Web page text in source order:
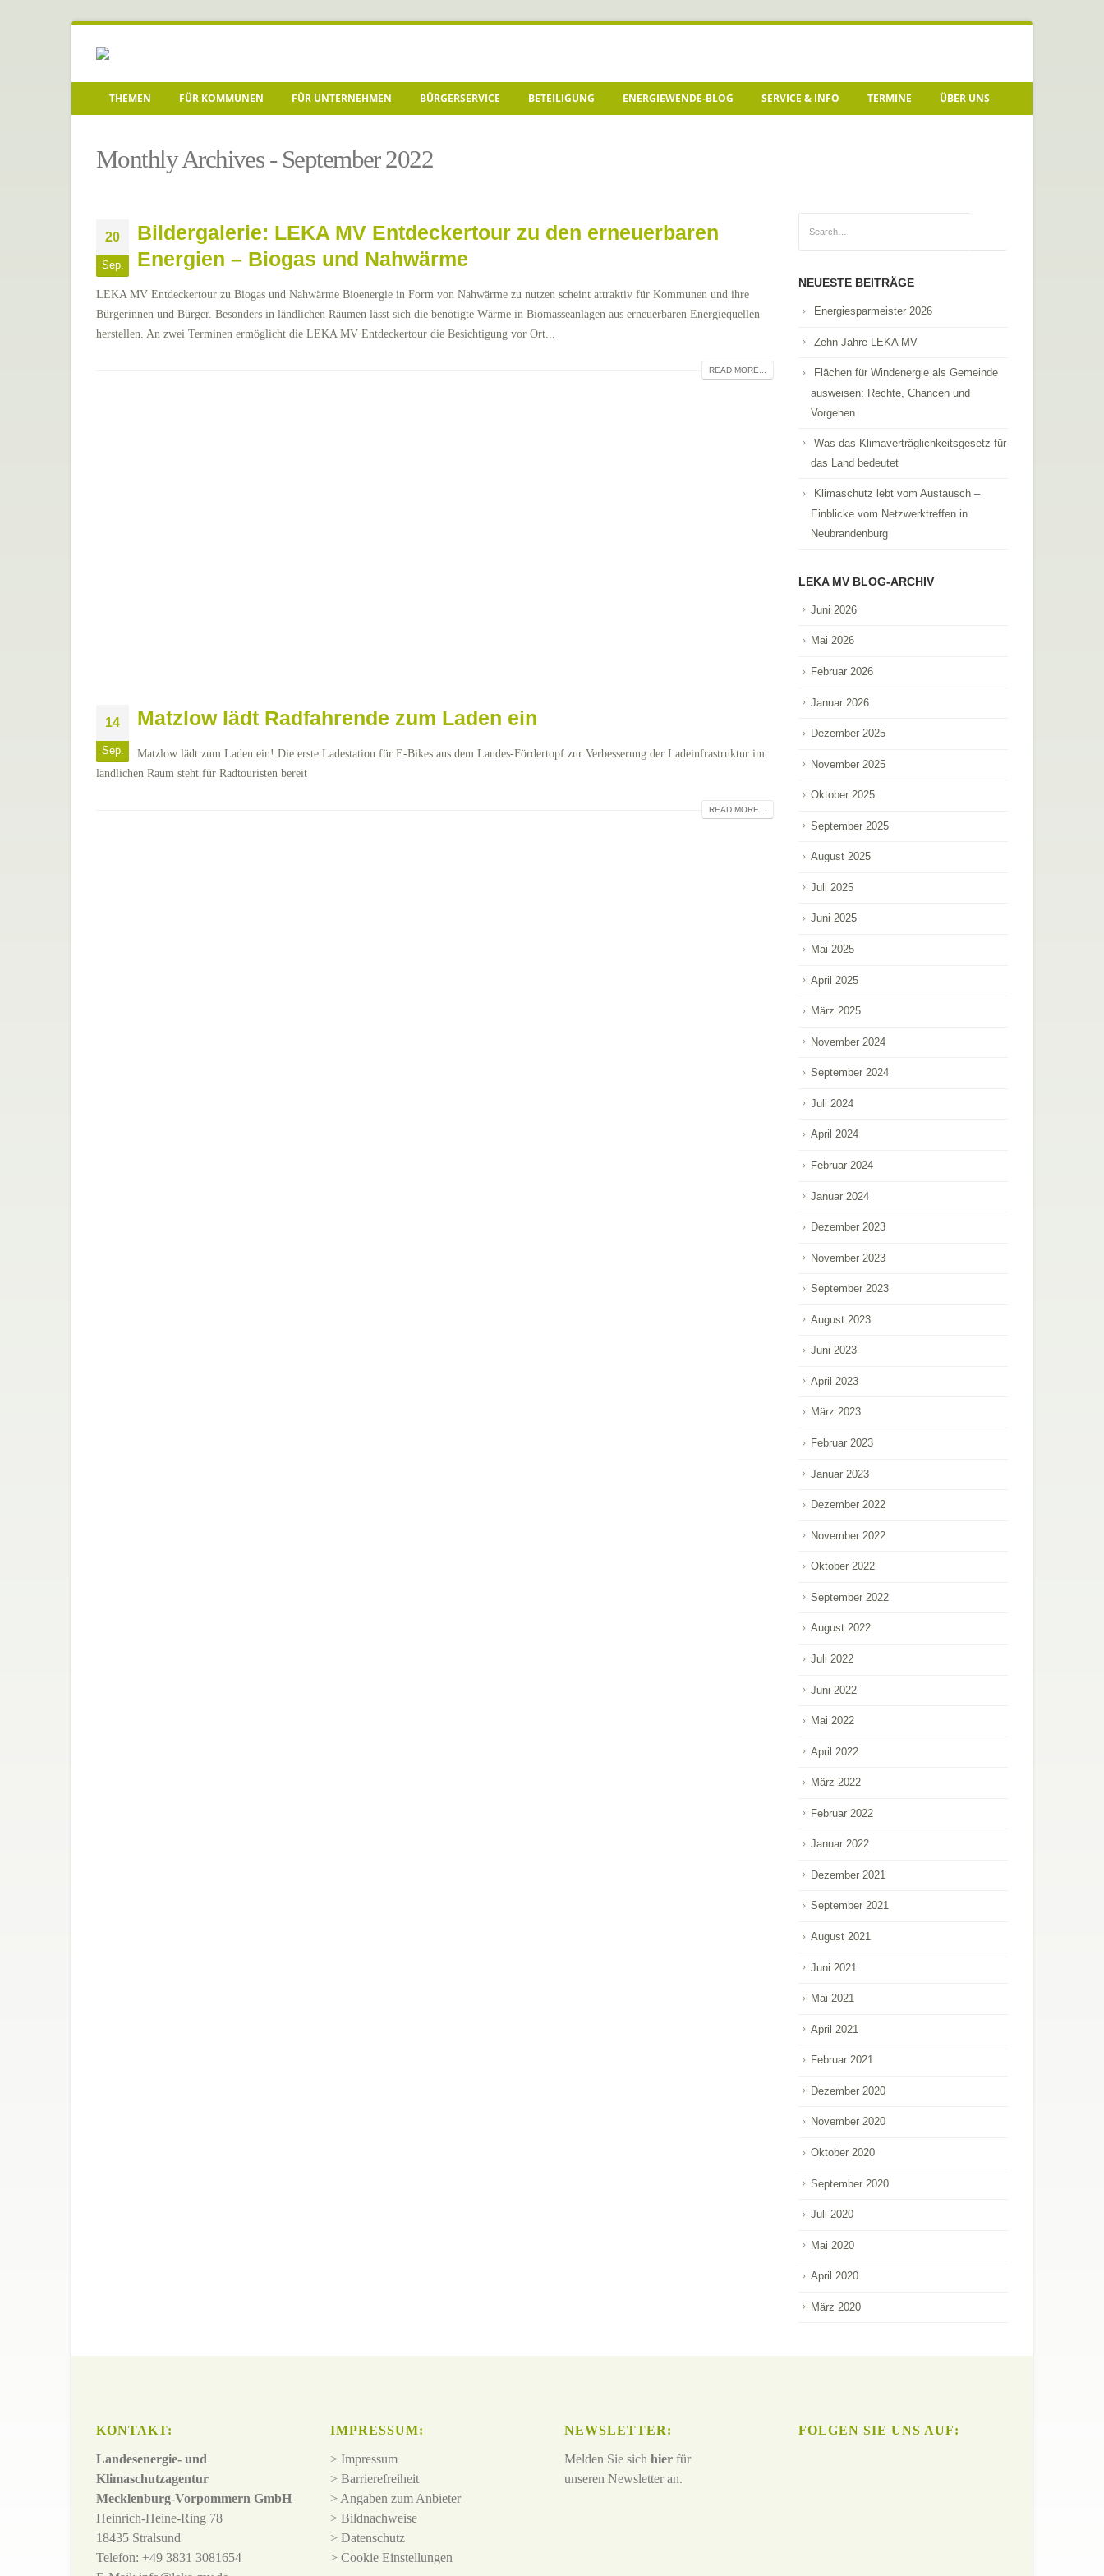
THEMEN FÜR KOMMUNEN FÜR UNTERNEHMEN BÜRGERSERVICE BETEILIGUNG ENERGIEWENDE-BLOG SERVICE & INFO TERMINE ÜBER UNS
Monthly Archives - September 2022
20
Sep.
Bildergalerie: LEKA MV Entdeckertour zu den erneuerbaren
Energien – Biogas und Nahwärme
LEKA MV Entdeckertour zu Biogas und Nahwärme Bioenergie in Form von Nahwärme zu nutzen scheint attraktiv für Kommunen und ihre
Bürgerinnen und Bürger. Besonders in ländlichen Räumen lässt sich die benötigte Wärme in Biomasseanlagen aus erneuerbaren Energiequellen
herstellen. An zwei Terminen ermöglicht die LEKA MV Entdeckertour die Besichtigung vor Ort...
READ MORE...
14
Sep.
Matzlow lädt Radfahrende zum Laden ein
Matzlow lädt zum Laden ein! Die erste Ladestation für E-Bikes aus dem Landes-Fördertopf zur Verbesserung der Ladeinfrastruktur im
ländlichen Raum steht für Radtouristen bereit
READ MORE...
NEUESTE BEITRÄGE
Energiesparmeister 2026
Zehn Jahre LEKA MV
Flächen für Windenergie als Gemeinde
ausweisen: Rechte, Chancen und
Vorgehen
Was das Klimaverträglichkeitsgesetz für
das Land bedeutet
Klimaschutz lebt vom Austausch –
Einblicke vom Netzwerktreffen in
Neubrandenburg
LEKA MV BLOG-ARCHIV
Juni 2026
Mai 2026
Februar 2026
Januar 2026
Dezember 2025
November 2025
Oktober 2025
September 2025
August 2025
Juli 2025
Juni 2025
Mai 2025
April 2025
März 2025
November 2024
September 2024
Juli 2024
April 2024
Februar 2024
Januar 2024
Dezember 2023
November 2023
September 2023
August 2023
Juni 2023
April 2023
März 2023
Februar 2023
Januar 2023
Dezember 2022
November 2022
Oktober 2022
September 2022
August 2022
Juli 2022
Juni 2022
Mai 2022
April 2022
März 2022
Februar 2022
Januar 2022
Dezember 2021
September 2021
August 2021
Juni 2021
Mai 2021
April 2021
Februar 2021
Dezember 2020
November 2020
Oktober 2020
September 2020
Juli 2020
Mai 2020
April 2020
März 2020
KONTAKT:
Landesenergie- und
Klimaschutzagentur
Mecklenburg-Vorpommern GmbH
Heinrich-Heine-Ring 78
18435 Stralsund
Telefon: +49 3831 3081654
IMPRESSUM:
> Impressum
> Barrierefreiheit
> Angaben zum Anbieter
> Bildnachweise
> Datenschutz
> Cookie Einstellungen
NEWSLETTER:
Melden Sie sich hier für
unseren Newsletter an.
FOLGEN SIE UNS AUF: